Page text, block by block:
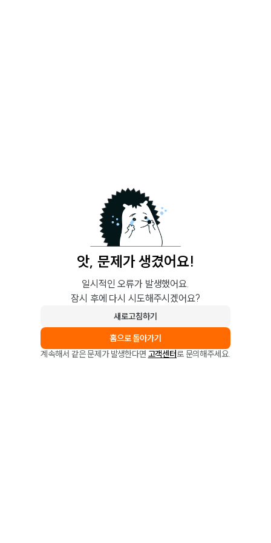
앗, 문제가 생겼어요!
일시적인 오류가 발생했어요.
잠시 후에 다시 시도해주시겠어요?
새로고침하기
홈으로 돌아가기
계속해서 같은 문제가 발생한다면 고객센터로 문의해주세요.